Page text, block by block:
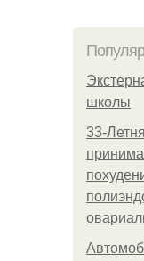
школы
33-